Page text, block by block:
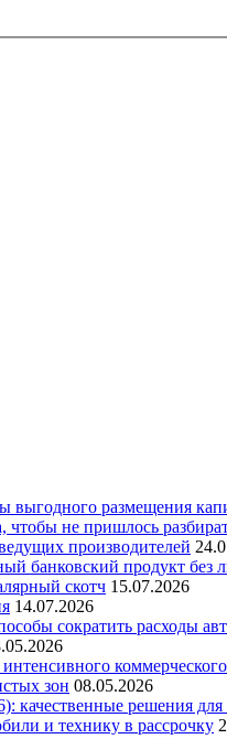
выгодного размещения
чтобы не пришлось
производителей
банковский продукт без
скотч 15.07.2026
14.07.2026
сократить расходы
зон 08.05.2026
качественные решения
и технику в рассрочку